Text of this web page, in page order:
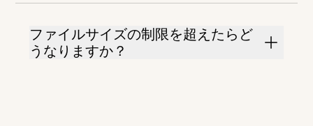
ファイルサイズの制限を超えたらど
うなりますか？